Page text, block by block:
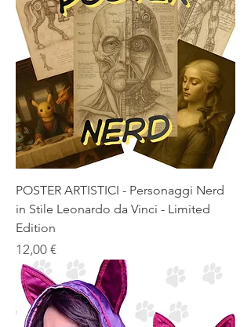
POSTER ARTISTICI - Personaggi Nerd
in Stile Leonardo da Vinci - Limited
Edition
Prezzo
12,00 €